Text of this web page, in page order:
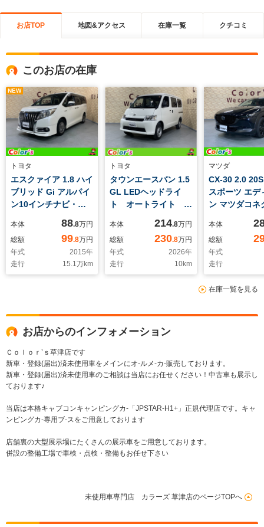
お店TOP 地図&アクセス 在庫一覧 クチコミ
このお店の在庫
NEW
トヨタ
エスクァイア 1.8 ハイ
ブリッド Gi アルパイ
ン10インチナビ・
ー ETC車載器 バッ
クカメラ スタイリン
グパッケージエアロ
リアオートエアコン
クルーズコントロー
り ワイヤレス充電
器
本体 88.8万円
総額
99.8万円
年式
2015年
走行
15.1万km
トヨタ
タウンエースバン 1.5
GL LEDヘッドライ
ト オートライト ス
クセンサー 両側スラ
イドドア 前席パワー
ウインドウ 最小回転
半径4.9m 登録済未
使用車
本体 214.8万円
総額
230.8万円
年式
2026年
走行
10km
マツダ
CX-30 2.0
スポーツ エデ
ン マツダコネ
方位モニタ
BOSSサウン
ム シート・
ングヒータ
リ機能付運転
シート ワイ
ア 1オーナ
本体
総額
年式
走行
在庫一覧を見る
お店からのインフォメーション
Ｃｏｌｏｒ’ｓ草津店です
新車・登録(届出)済未使用車をメインにオ-ルメ-カ-販売しております。
新車・登録(届出)済未使用車のご相談は当店にお任せください！中古車も展示し
ております♪
当店は本格キャブコンキャンピングカ-「JPSTAR-H1+」正規代理店です。キャ
ンピングカ-専用ブ-スをご用意しております
店舗裏の大型展示場にたくさんの展示車をご用意しております。
併設の整備工場で車検・点検・整備もお任せ下さい
未使用車専門店 カラーズ 草津店のページTOPへ